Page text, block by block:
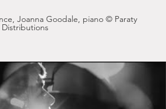
Joanna Goodale, piano © Paraty